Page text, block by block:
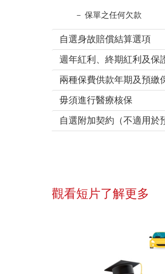
－ 保單之任何欠款
自選身故賠償結算選項
週年紅利、終期紅利及保
兩種保費供款年期及預繳
毋須進行醫療核保
自選附加契約（不適用於
觀看短片了解更多